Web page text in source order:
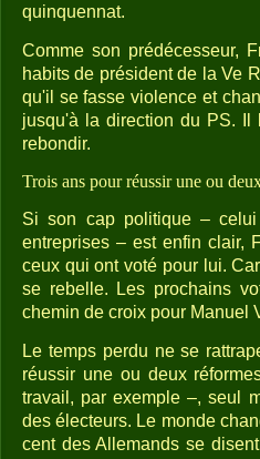
quinquennat.
Comme son prédécesseur,
habits de président de la Ve
qu'il se fasse violence et
jusqu'à la direction du PS. Il
rebondir.
Trois ans pour réussir une ou
Si son cap politique –
entreprises – est enfin clair,
ceux qui ont voté pour lui.
se rebelle. Les prochains
chemin de croix pour Manuel
Le temps perdu ne se
réussir une ou deux
travail, par exemple –, seul
des électeurs. Le monde
cent des Allemands se